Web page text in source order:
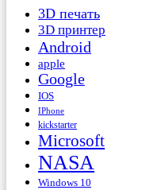
3D печать
3D принтер
Android
apple
Google
IOS
IPhone
kickstarter
Microsoft
NASA
Windows 10